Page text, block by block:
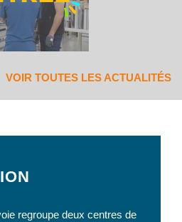
VOIR TOUTES LES ACTUALITÉS
regroupe deux centres de